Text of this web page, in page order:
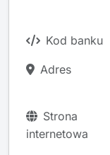
Kod banku
Adres
Strona
internetowa